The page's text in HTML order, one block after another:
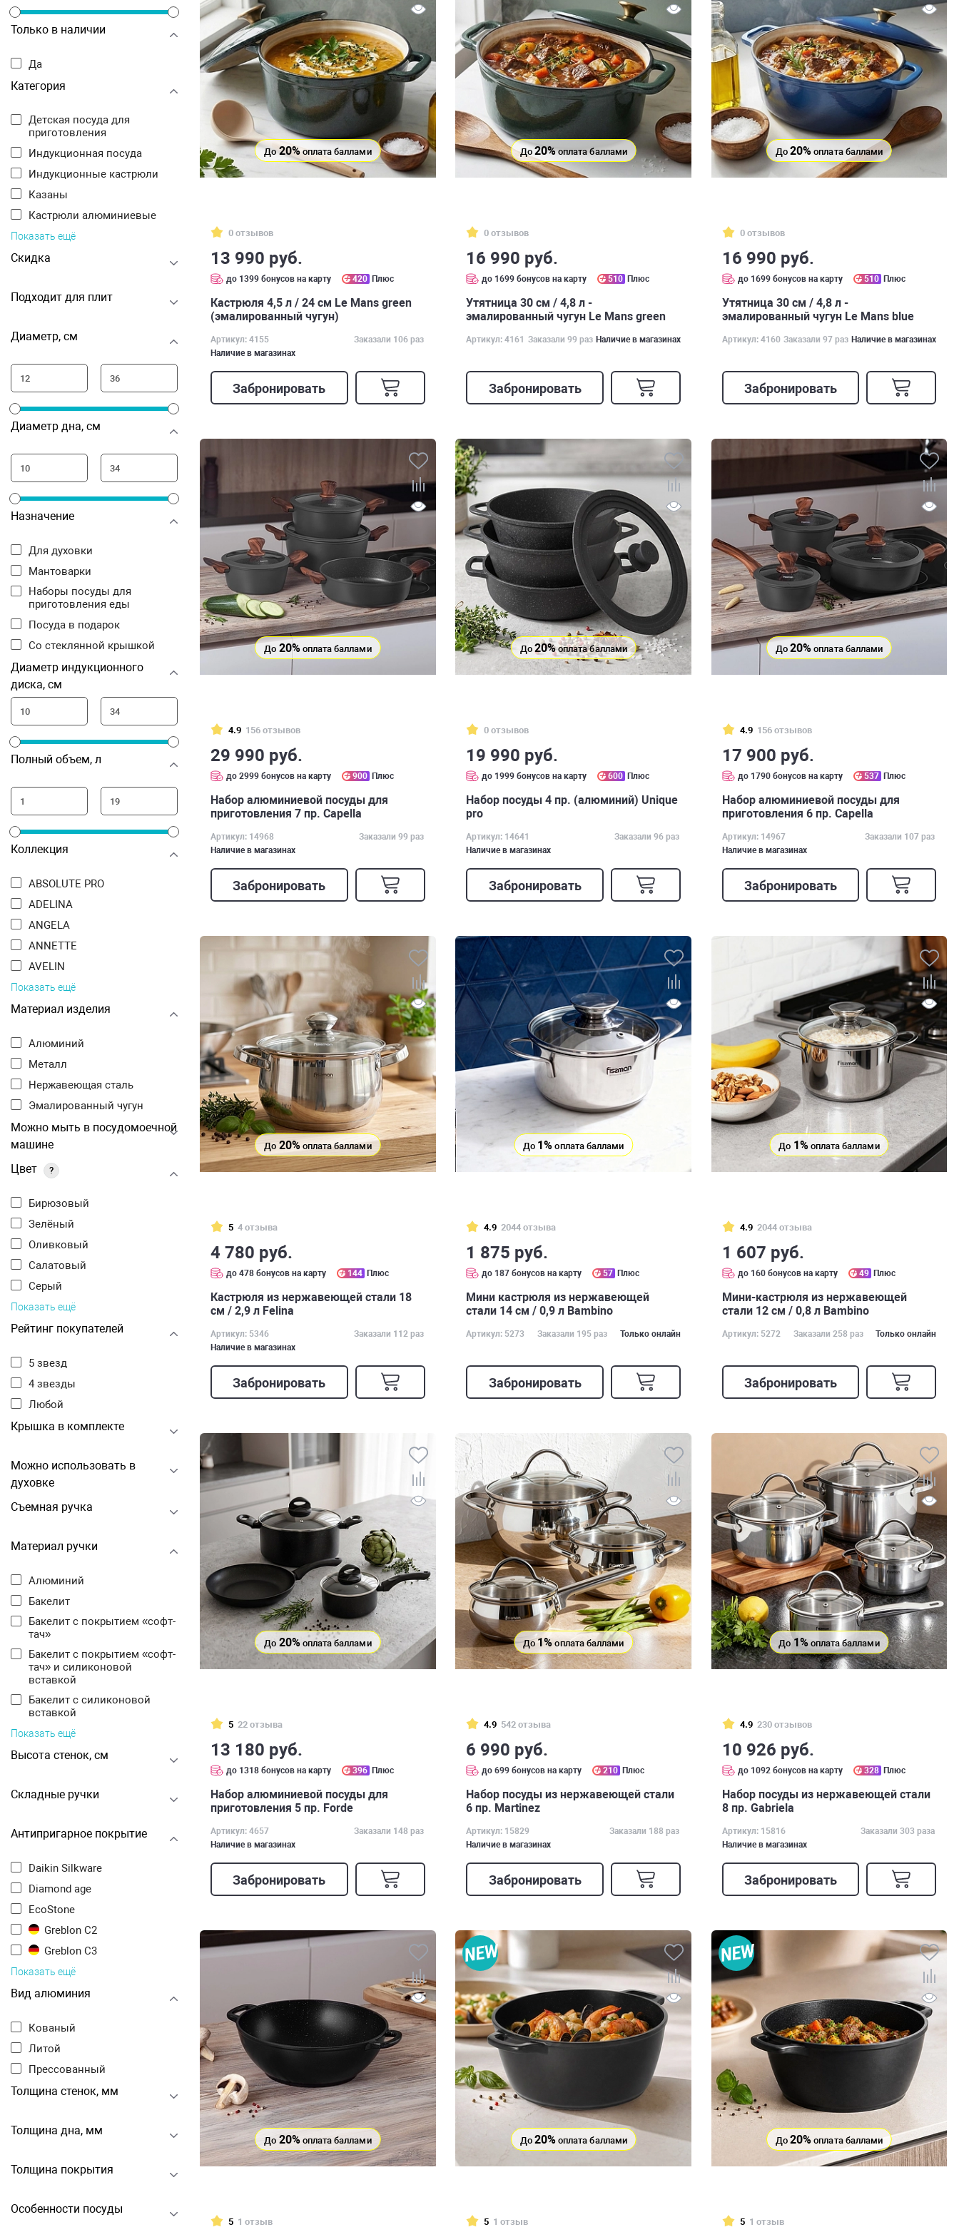
Только в наличии
Да
Категория
Детская посуда для
приготовления
Индукционная посуда
Индукционные кастрюли
Казаны
Кастрюли алюминиевые
Показать ещё
Скидка
Подходит для плит
Диаметр, см
Диаметр дна, см
Назначение
Для духовки
Мантоварки
Наборы посуды для
приготовления еды
Посуда в подарок
Со стеклянной крышкой
Диаметр индукционного
диска, см
Полный объем, л
Коллекция
ABSOLUTE PRO
ADELINA
ANGELA
ANNETTE
AVELIN
Показать ещё
Материал изделия
Алюминий
Металл
Нержавеющая сталь
Эмалированный чугун
Можно мыть в посудомоечной
машине
Цвет
?
Бирюзовый
Зелёный
Оливковый
Салатовый
Серый
Показать ещё
Рейтинг покупателей
5 звезд
4 звезды
Любой
Крышка в комплекте
Можно использовать в
духовке
Съемная ручка
Материал ручки
Алюминий
Бакелит
Бакелит с покрытием «софт-
тач»
Бакелит с покрытием «софт-
тач» и силиконовой
вставкой
Бакелит с силиконовой
вставкой
Показать ещё
Высота стенок, см
Складные ручки
Антипригарное покрытие
Daikin Silkware
Diamond age
EcoStone
Greblon C2
Greblon C3
Показать ещё
Вид алюминия
Кованый
Литой
Прессованный
Толщина стенок, мм
Толщина дна, мм
Толщина покрытия
Особенности посуды
До 20%оплата баллами
0 отзывов
13 990 руб.
до 1399 бонусов на карту 420 Плюс
Кастрюля 4,5 л / 24 см Le Mans green
(эмалированный чугун)
Артикул: 4155
Заказали 106 раз
Наличие в магазинах
Забронировать
До20%оплата баллами
0 отзывов
16 990 руб.
до 1699 бонусов на карту 510 Плюс
Утятница 30 см / 4,8 л -
эмалированный чугун Le Mans green
Артикул: 4161 Заказали 99 раз Наличие в магазинах
Забронировать
До20% оплата баллами
0 отзывов
16 990 руб.
до 1699 бонусов на карту 510 Плюс
Утятница 30 см / 4,8 л -
эмалированный чугун Le Mans blue
Артикул: 4160 Заказали 97 раз Наличие в магазинах
Забронировать
До 20% оплата баллами
4.9 156 отзывов
29 990 руб.
до 2999 бонусов на карту 900 Плюс
Набор алюминиевой посуды для
приготовления 7 пр. Capella
Артикул: 14968
Заказали 99 раз
Наличие в магазинах
Забронировать
До 20%оплата баллами
0 отзывов
19 990 руб.
до 1999 бонусов на карту 600 Плюс
Набор посуды 4 пр. (алюминий) Unique
pro
Артикул: 14641
Заказали 96 раз
Наличие в магазинах
Забронировать
До20% оплата баллами
4.9 156 отзывов
17 900 руб.
до 1790 бонусов на карту 537 Плюс
Набор алюминиевой посуды для
приготовления 6 пр. Capella
Артикул: 14967
Заказали 107 раз
Наличие в магазинах
Забронировать
До 20%оплата баллами
5 4 отзыва
4 780 руб.
до 478 бонусов на карту 144 Плюс
Кастрюля из нержавеющей стали 18
см / 2,9 л Felina
Артикул: 5346
Заказали 112 раз
Наличие в магазинах
Забронировать
До 1% оплата баллами
4.9 2044 отзыва
1 875 руб.
до 187 бонусов на карту 57 Плюс
Мини кастрюля из нержавеющей
стали 14 см / 0,9 л Bambino
Артикул: 5273 Заказали 195 раз Только онлайн
Забронировать
До 1%оплата баллами
4.9 2044 отзыва
1 607 руб.
до 160 бонусов на карту 49 Плюс
Мини-кастрюля из нержавеющей
стали 12 см / 0,8 л Bambino
Артикул: 5272 Заказали 258 раз Только онлайн
Забронировать
До 20% оплата баллами
5 22 отзыва
13 180 руб.
до 1318 бонусов на карту 396 Плюс
Набор алюминиевой посуды для
приготовления 5 пр. Forde
Артикул: 4657
Заказали 148 раз
Наличие в магазинах
Забронировать
До1% оплата баллами
4.9 542 отзыва
6 990 руб.
до 699 бонусов на карту 210 Плюс
Набор посуды из нержавеющей стали
6 пр. Martinez
Артикул: 15829
Заказали 188 раз
Наличие в магазинах
Забронировать
До1%оплата баллами
4.9 230 отзывов
10 926 руб.
до 1092 бонусов на карту 328 Плюс
Набор посуды из нержавеющей стали
8 пр. Gabriela
Артикул: 15816
Заказали 303 раза
Наличие в магазинах
Забронировать
До 20%оплата баллами
5 1 отзыв
До 20% оплата баллами
5 1 отзыв
До20% оплата баллами
5 1 отзыв